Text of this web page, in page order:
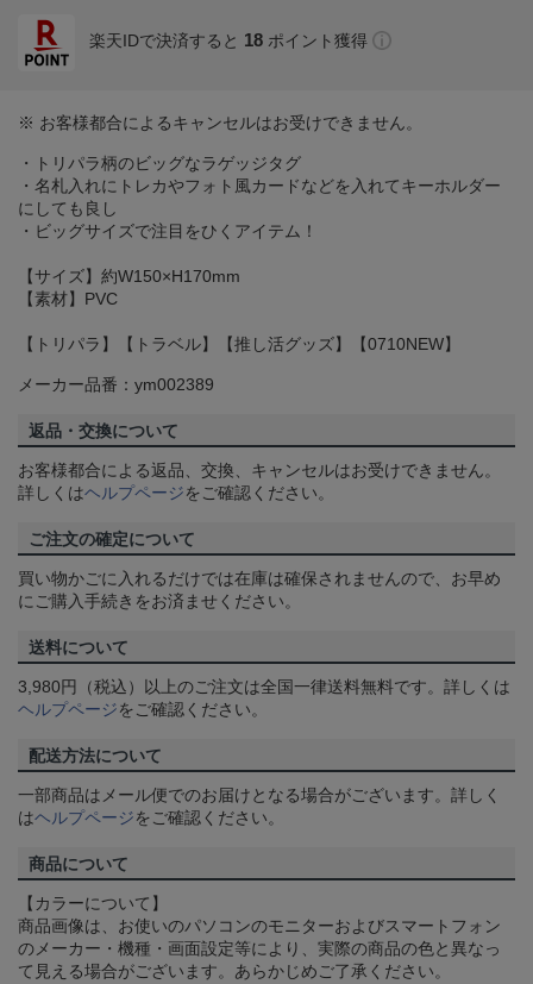
楽天IDで決済すると 18 ポイント獲得
※ お客様都合によるキャンセルはお受けできません。
・トリパラ柄のビッグなラゲッジタグ
・名札入れにトレカやフォト風カードなどを入れてキーホルダー
にしても良し
・ビッグサイズで注目をひくアイテム！
【サイズ】約W150×H170mm
【素材】PVC
【トリパラ】【トラベル】【推し活グッズ】【0710NEW】
メーカー品番：ym002389
返品・交換について
お客様都合による返品、交換、キャンセルはお受けできません。
詳しくはヘルプページをご確認ください。
ご注文の確定について
買い物かごに入れるだけでは在庫は確保されませんので、お早め
にご購入手続きをお済ませください。
送料について
3,980円（税込）以上のご注文は全国一律送料無料です。詳しくは
ヘルプページをご確認ください。
配送方法について
一部商品はメール便でのお届けとなる場合がございます。詳しく
はヘルプページをご確認ください。
商品について
【カラーについて】
商品画像は、お使いのパソコンのモニターおよびスマートフォン
のメーカー・機種・画面設定等により、実際の商品の色と異なっ
て見える場合がございます。あらかじめご了承ください。